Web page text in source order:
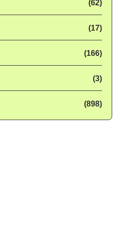
(62)
(17)
(166)
(3)
(898)